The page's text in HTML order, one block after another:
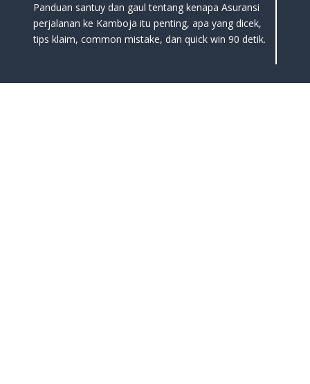
Panduan santuy dan gaul tentang kenapa Asuransi
perjalanan ke Kamboja itu penting, apa yang dicek,
tips klaim, common mistake, dan quick win 90 detik.